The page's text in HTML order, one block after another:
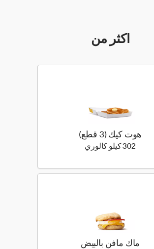
أكثر من
هوت كيك (3 قطع)
302 كيلو كالوري 302 كيلو سعرة حرارية
ماك مافن بالبيض